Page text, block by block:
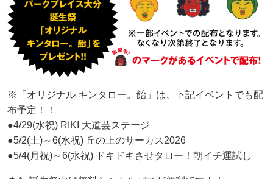
※「オリジナル キンタロー。飴」は、下記イベントでも配
布予定！！
●4/29(水祝) RIKI 大道芸ステージ
●5/2(土)～6(水祝) 丘の上のサーカス2026
●5/4(月祝)～6(水祝) ドキドキさせタロー！朝イチ運試し